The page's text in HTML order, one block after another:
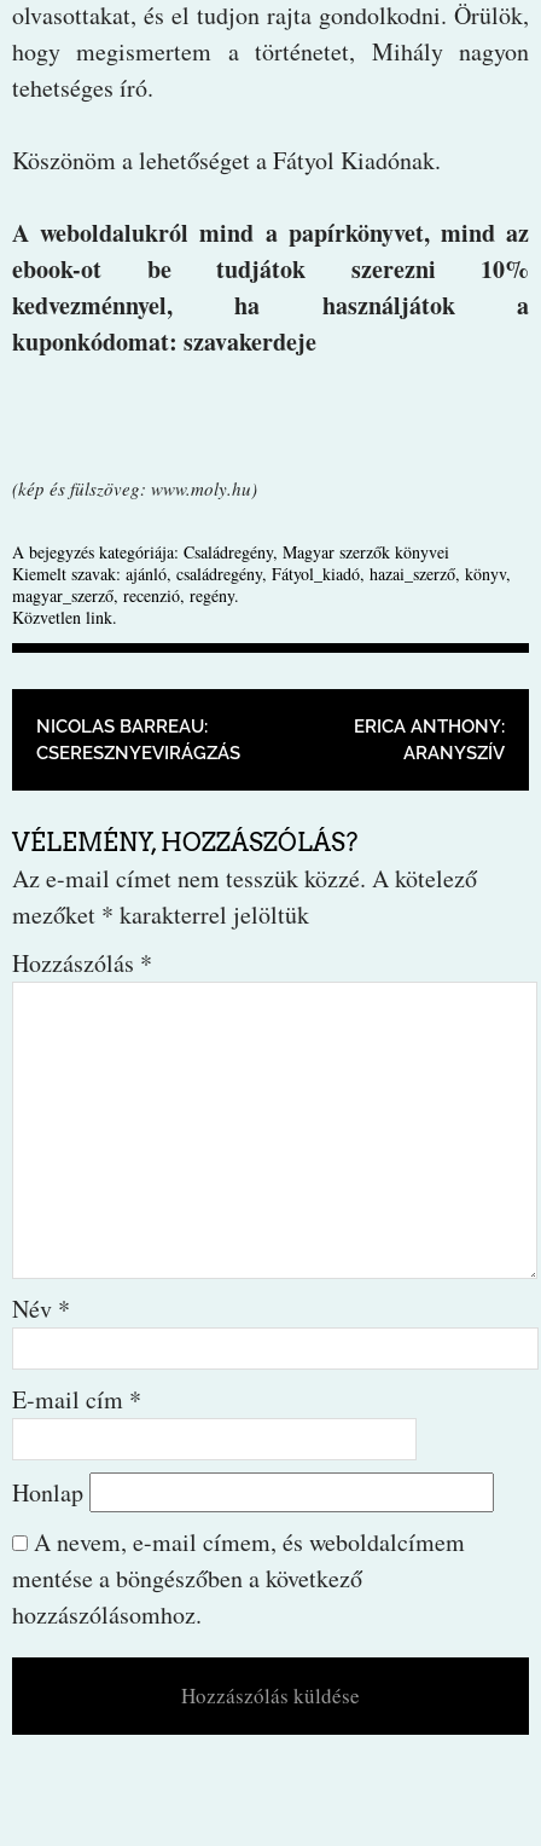
olvasottakat, és el tudjon rajta gondolkodni. Örülök,
hogy megismertem a történetet, Mihály nagyon
tehetséges író.
Köszönöm a lehetőséget a Fátyol Kiadónak.
A weboldalukról mind a papírkönyvet, mind az
ebook-ot be tudjátok szerezni 10%
kedvezménnyel, ha használjátok a
kuponkódomat: szavakerdeje
(kép és fülszöveg: www.moly.hu)
A bejegyzés kategóriája: Családregény, Magyar szerzők könyvei
Kiemelt szavak: ajánló, családregény, Fátyol_kiadó, hazai_szerző, könyv,
magyar_szerző, recenzió, regény.
Közvetlen link.
BEJEGYZÉS NAVIGÁCIÓ
NICOLAS BARREAU:
CSERESZNYEVIRÁGZÁS
ERICA ANTHONY:
ARANYSZÍV
VÉLEMÉNY, HOZZÁSZÓLÁS?
Az e-mail címet nem tesszük közzé. A kötelező
mezőket * karakterrel jelöltük
Hozzászólás *
Név *
E-mail cím *
Honlap
A nevem, e-mail címem, és weboldalcímem
mentése a böngészőben a következő
hozzászólásomhoz.